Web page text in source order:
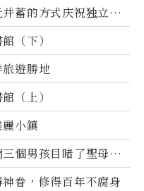
蓄的方式庆祝独立日2
（下）
遊勝地
（上）
小鎮
個男孩目睹了聖母顯
眷，修得百年不腐身